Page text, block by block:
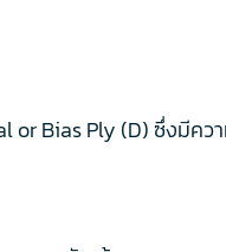
or Bias Ply (D) ซึ่งมีค